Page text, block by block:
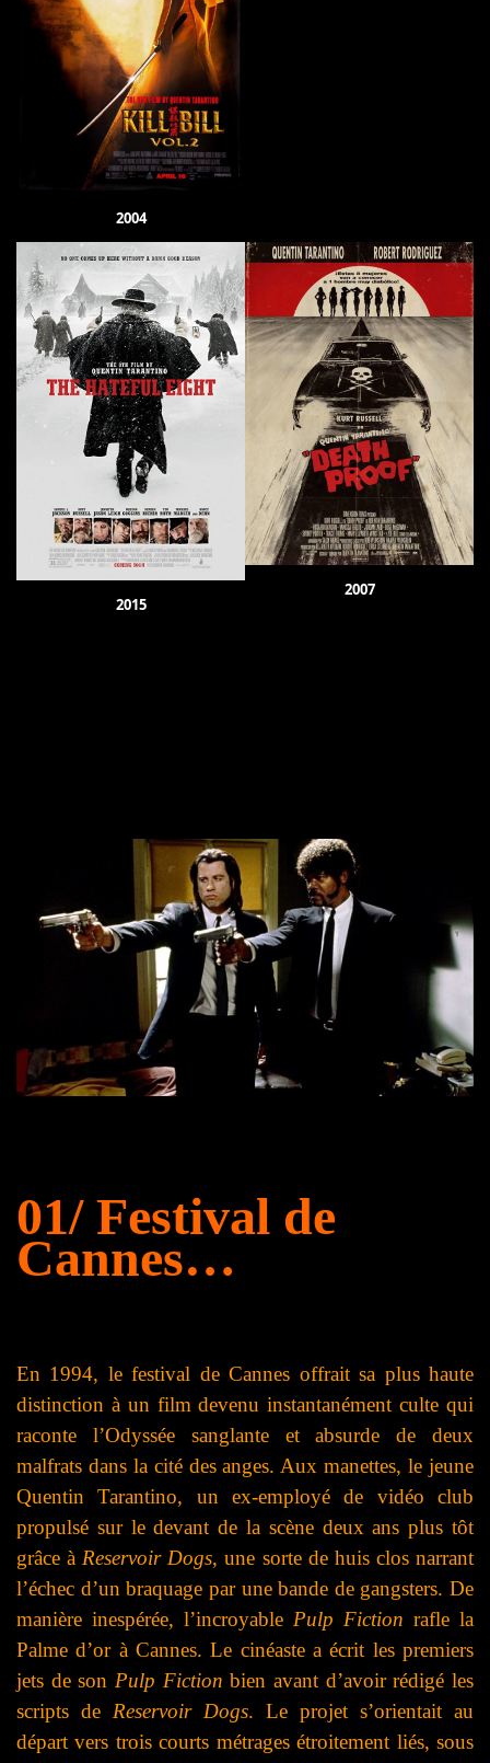
2004
2015
2007
01/ Festival de
Cannes…
En 1994, le festival de Cannes offrait sa plus haute
distinction à un film devenu instantanément culte qui
raconte l’Odyssée sanglante et absurde de deux
malfrats dans la cité des anges. Aux manettes, le jeune
Quentin Tarantino, un ex-employé de vidéo club
propulsé sur le devant de la scène deux ans plus tôt
grâce à Reservoir Dogs, une sorte de huis clos narrant
l’échec d’un braquage par une bande de gangsters. De
manière inespérée, l’incroyable Pulp Fiction rafle la
Palme d’or à Cannes.Le cinéaste a écrit les premiers
jets de son Pulp Fiction bien avant d’avoir rédigé les
scripts de ReservoirDogs. Le projet s’orientait au
départ vers trois courts métrages étroitement liés, sous